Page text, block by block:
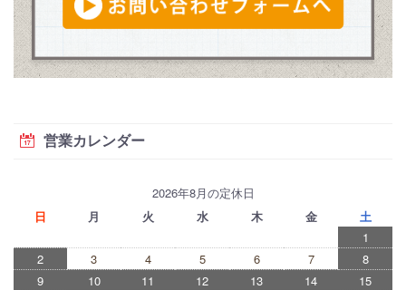
営業カレンダー
2026年8月の定休日
日
月 火 水 木 金
土
1
2
3 4 5 6 7
8
9
10 11 12 13 14
15